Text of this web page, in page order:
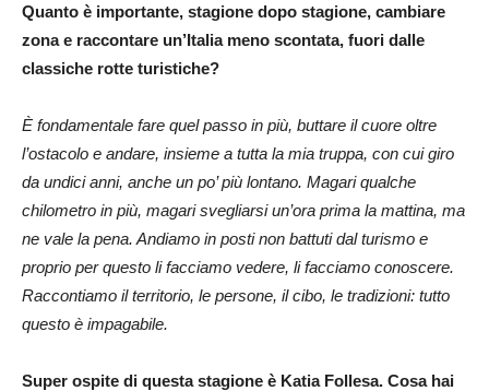
Quanto è importante, stagione dopo stagione, cambiare
zona e raccontare un’Italia meno scontata, fuori dalle
classiche rotte turistiche?
È fondamentale fare quel passo in più, buttare il cuore oltre
l’ostacolo e andare, insieme a tutta la mia truppa, con cui giro
da undici anni, anche un po’ più lontano. Magari qualche
chilometro in più, magari svegliarsi un’ora prima la mattina, ma
ne vale la pena. Andiamo in posti non battuti dal turismo e
proprio per questo li facciamo vedere, li facciamo conoscere.
Raccontiamo il territorio, le persone, il cibo, le tradizioni: tutto
questo è impagabile.
Super ospite di questa stagione è Katia Follesa. Cosa hai